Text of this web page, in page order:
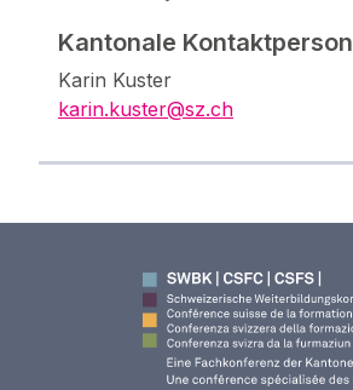
Kantonale Kontaktperson
Karin Kuster
karin.kuster@sz.ch